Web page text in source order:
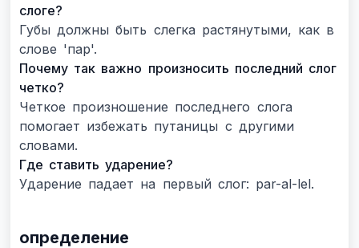
слоге?
Губы должны быть слегка растянутыми, как в
слове 'пар'.
Почему так важно произносить последний слог
четко?
Четкое произношение последнего слога
помогает избежать путаницы с другими
словами.
Где ставить ударение?
Ударение падает на первый слог: par-al-lel.
определение